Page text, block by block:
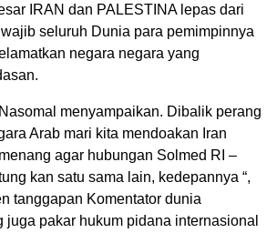
IRAN dan PALESTINA lepas dari
seluruh Dunia para pemimpinnya
negara negara yang
menyampaikan. Dibalik perang
Arab mari kita mendoakan Iran
agar hubungan Solmed RI –
kan satu sama lain, kedepannya “,
tanggapan Komentator dunia
juga pakar hukum pidana internasional